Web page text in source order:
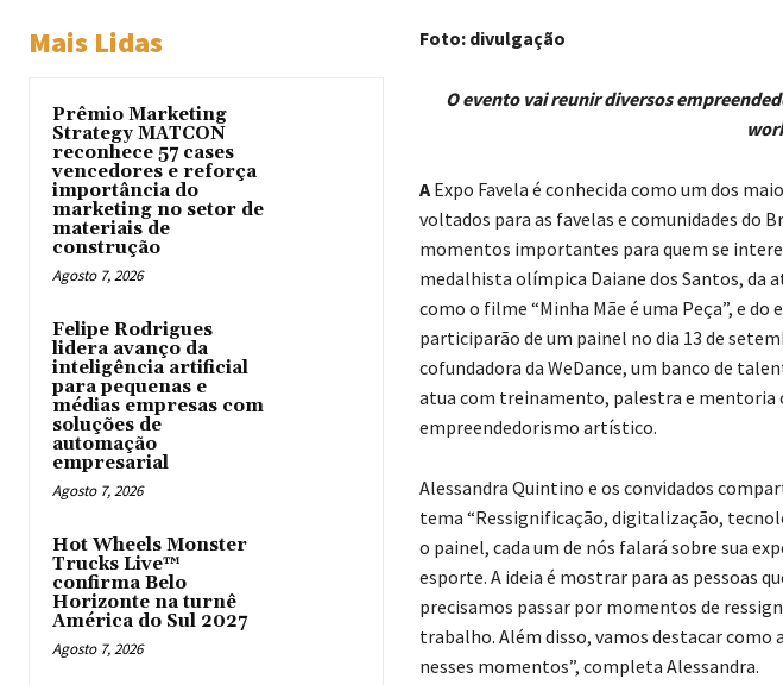
Mais Lidas
Prêmio Marketing
Strategy MATCON
reconhece 57 cases
vencedores e reforça
importância do
marketing no setor de
materiais de
construção
Agosto 7, 2026
Felipe Rodrigues
lidera avanço da
inteligência artificial
para pequenas e
médias empresas com
soluções de
automação
empresarial
Agosto 7, 2026
Hot Wheels Monster
Trucks Live™
confirma Belo
Horizonte na turnê
América do Sul 2027
Agosto 7, 2026
Foto: divulgação
O evento vai reunir diversos
AExpo Favela é conhecida como um dos
voltados para as favelas e comunidades do
momentos importantes para quem se
medalhista olímpica Daiane dos Santos, da
como o filme “Minha Mãe é uma Peça”, e do
participarão de um painel no dia 13 de
cofundadora da WeDance, um banco de
atua com treinamento, palestra e mentoria
empreendedorismo artístico.
Alessandra Quintino e os convidados
tema “Ressignificação, digitalização,
o painel, cada um de nós falará sobre sua
esporte. A ideia é mostrar para as pessoas
precisamos passar por momentos de
trabalho. Além disso, vamos destacar como
nesses momentos”, completa Alessandra.